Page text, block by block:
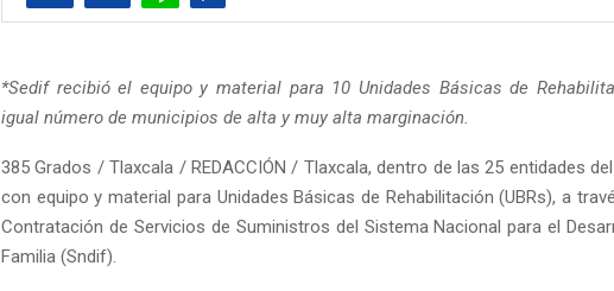
*Sedif recibió el equipo y material para 10 Unidades Básicas de
igual número de municipios de alta y muy alta marginación.
385 Grados / Tlaxcala / REDACCIÓN / Tlaxcala, dentro de las 25 entidades
con equipo y material para Unidades Básicas de Rehabilitación (UBRs), a
Contratación de Servicios de Suministros del Sistema Nacional para el
Familia (Sndif).